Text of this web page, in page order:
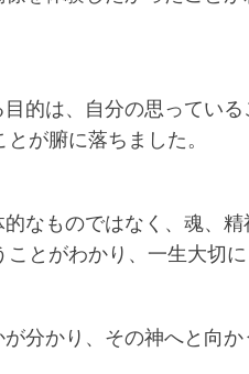
は、自分の思っている
が腑に落ちました。
ものではなく、魂、精
とがわかり、一生大切に
かり、その神へと向か